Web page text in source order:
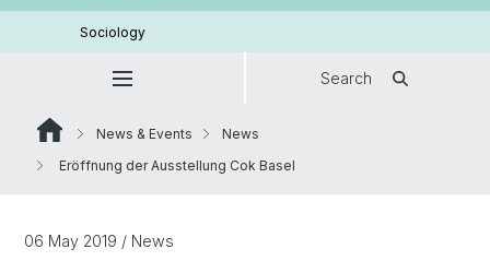
Sociology
Search
News & Events
News
Eröffnung der Ausstellung Cok Basel
06 May 2019 / News